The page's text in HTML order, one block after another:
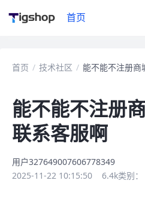
首页
首页 / 技术社区 / 能不能不注册商
能不能不注册
联系客服啊
用户327649007606778349
2025-11-22 10:15:50
6.4k类别：